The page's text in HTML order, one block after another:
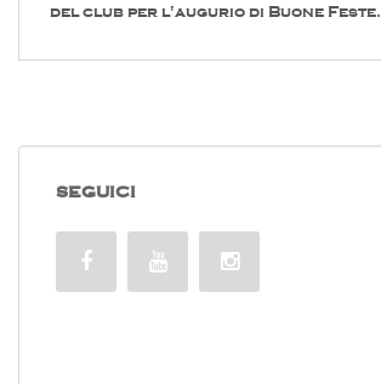
del club per l'augurio di Buone Feste.
SEGUICI